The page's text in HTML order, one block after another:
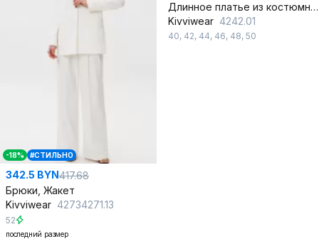
-18% #СТИЛЬНО
342.5 BYN417.68
Брюки, Жакет
Kivviwear 42734271.13
52
последний размер
Длинное платье из костюмной ткани, с рельефами и складками
Kivviwear 4242.01
40, 42, 44, 46, 48, 50